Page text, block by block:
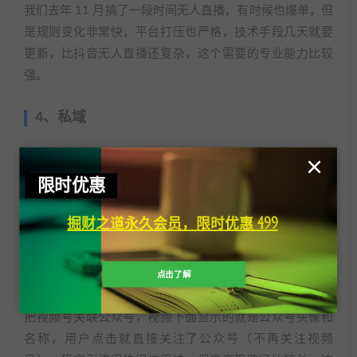
我们去年 11 月搞了一段时间无人直播，有时候也爆单，但
是规则变化非常快，平台打压也严格，技术手段几天就要
更新，比抖音无人直播还复杂，这个需要的专业能力比较
强。
4、私域
在视频号，可以堂而皇之的引流个人微信（别诱导用户就
行）和企业微信，但是如果没有强诱导，用户也没有强需
求，加过来的人其实也不多。私域这块，我没有产品，具
体转化不清楚。但是，目前做产品的人，还是抖音，小红
5、引流公众号
把视频号关联公众号，视频下面显示的就是公众号头像和
名称，用户点击就直接关注了公众号（不再关注视频
限时优惠
掘财之道永久会员，限时优惠 499
点击了解
×